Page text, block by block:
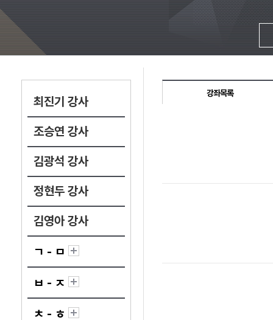
최진기 강사
조승연 강사
김광석 강사
정현두 강사
김영아 강사
ㄱ - ㅁ
ㅂ - ㅈ
ㅊ - ㅎ
강좌목록